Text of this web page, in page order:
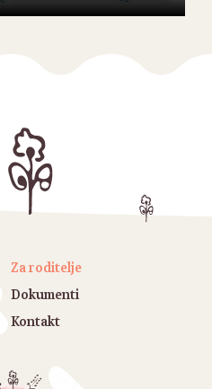
Za roditelje
Dokumenti
Kontakt